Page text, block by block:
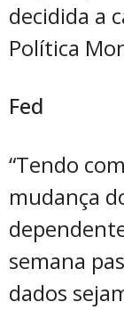
decidida a
Política
Fed
“Tendo
mudança
semana
dados